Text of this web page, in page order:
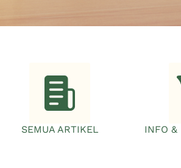
SEMUA ARTIKEL INFO &